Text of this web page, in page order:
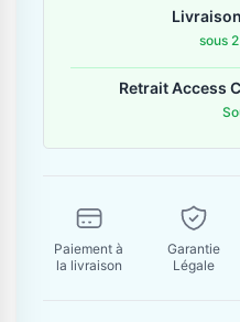
sous
Retrait Access
Paiement à
la livraison
Garantie
Légale